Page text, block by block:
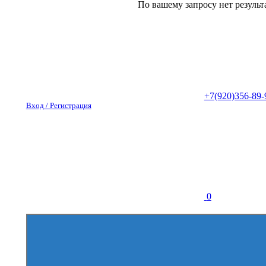
По вашему запросу нет
+7(920)356-89-
Вход / Регистрация
0